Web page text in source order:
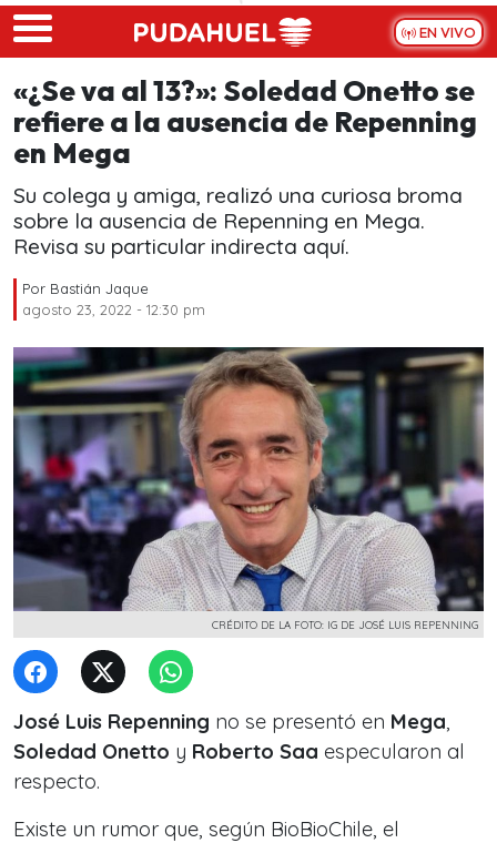
Skip to main content
EN VIVO
«¿Se va al 13?»: Soledad Onetto se
refiere a la ausencia de Repenning
en Mega
Su colega y amiga, realizó una curiosa broma
sobre la ausencia de Repenning en Mega.
Revisa su particular indirecta aquí.
Por Bastián Jaque
agosto 23, 2022 - 12:30 pm
CRÉDITO DE LA FOTO: IG DE JOSÉ LUIS REPENNING
José Luis Repenning no se presentó en Mega,
Soledad Onetto y Roberto Saa especularon al
respecto.
Existe un rumor que, según BioBioChile, el